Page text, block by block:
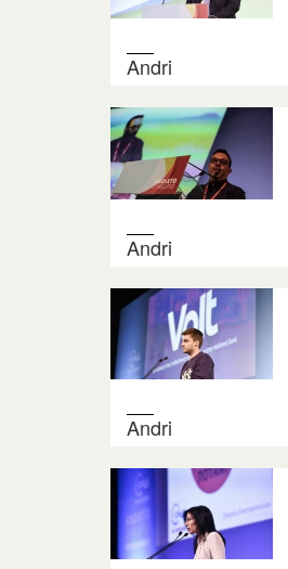
Andri
Andri
Andri